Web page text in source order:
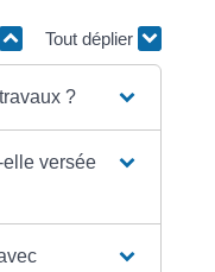
Tout déplier
?
versée